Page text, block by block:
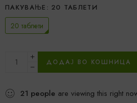
ПАКУВАЊЕ 20 ТАБЛЕТИ
20 таблети
ДОДАЈ ВО КОШНИЦА
21 people are viewing this right